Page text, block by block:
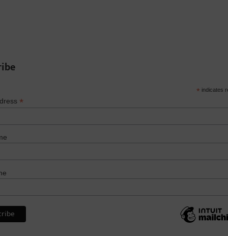
* indicates
*